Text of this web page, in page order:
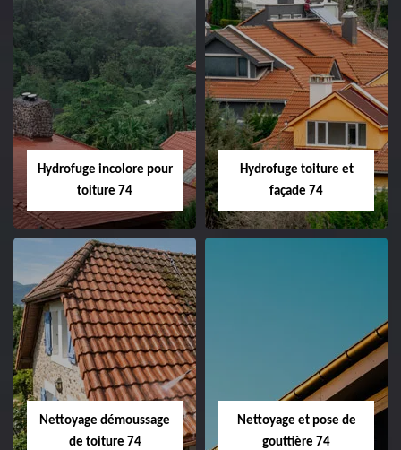
Hydrofuge incolore pour
toiture 74
Hydrofuge toiture et
façade 74
Nettoyage démoussage
de toiture 74
Nettoyage et pose de
gouttière 74